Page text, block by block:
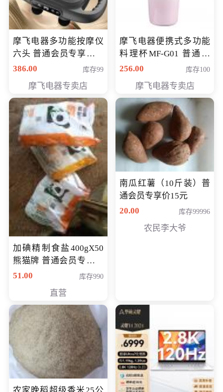
摩飞电器多功能按摩仪
六头 普通会员专享价格
199元
386.00 库存99
摩飞电器专卖店
摩飞电器便携式多功能
料理杯MF-G01 普通会
员专享价格118元
256.00 库存100
摩飞电器专卖店
加碘精制食盐400gX50
熊猫牌 普通会员专享价
格50元
51.00 库存990
直营
南瓜红薯（10斤装）普
通会员专享价15元
20.00
库存99996
农民李大爷